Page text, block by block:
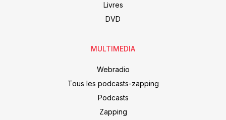
Livres
DVD
MULTIMEDIA
Webradio
Tous les podcasts-zapping
Podcasts
Zapping